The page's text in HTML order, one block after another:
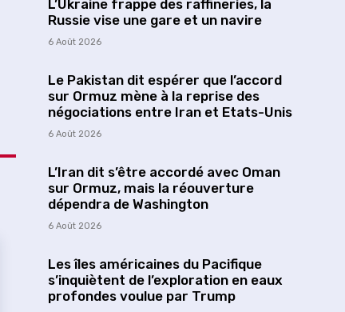
L’Ukraine frappe des raffineries, la
Russie vise une gare et un navire
6 Août 2026
Le Pakistan dit espérer que l’accord
sur Ormuz mène à la reprise des
négociations entre Iran et Etats-Unis
6 Août 2026
L’Iran dit s’être accordé avec Oman
sur Ormuz, mais la réouverture
dépendra de Washington
6 Août 2026
Les îles américaines du Pacifique
s’inquiètent de l’exploration en eaux
profondes voulue par Trump